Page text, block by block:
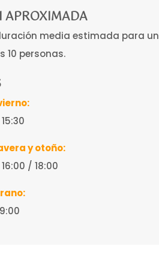
APROXIMADA
media estimada para un
10 personas.
y otoño:
/ 18:00